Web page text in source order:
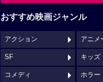
おすすめ映画ジャンル
アクション アニメ
SF キッズ
コメディ
ホラー